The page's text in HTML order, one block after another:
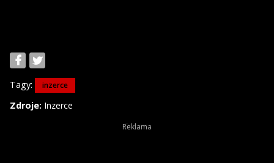
Tagy: inzerce
Zdroje: Inzerce